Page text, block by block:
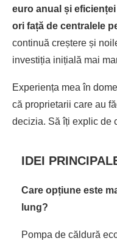
euro anual și
ori față de centralele
continuă creștere și
investiția inițială mai
Experiența mea în
că proprietarii care au
decizia. Să îți explic de
IDEI
Care opțiune este
lung?
Pompa de căldură